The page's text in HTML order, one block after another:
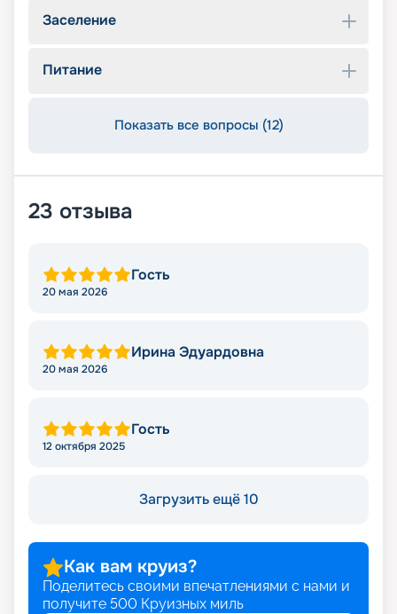
Заселение
Питание
Показать все вопросы (12)
23 отзыва
Гость
20 мая 2026
Ирина Эдуардовна
20 мая 2026
Гость
12 октября 2025
Загрузить ещё 10
Как вам круиз?
Поделитесь своими впечатлениями с нами и
получите 500 Круизных миль